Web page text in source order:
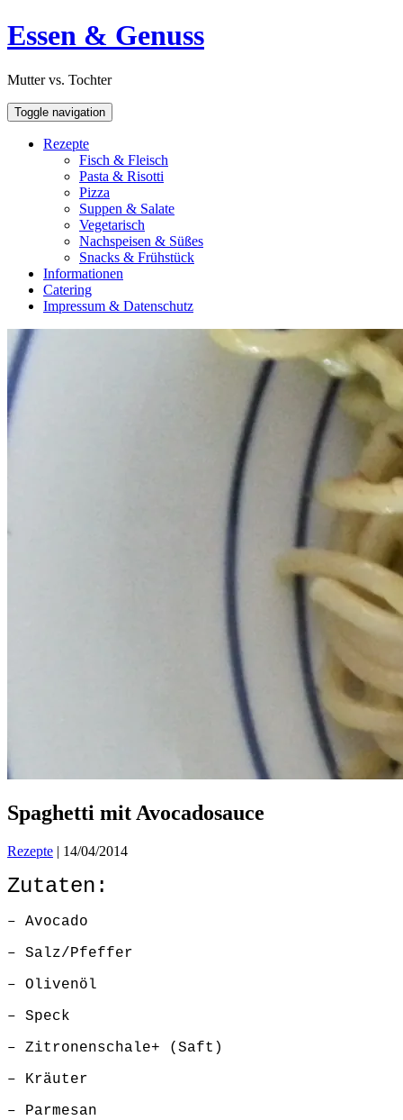
Skip
to
Open
Sidebar
Essen & Genuss
Mutter vs. Tochter
Toggle navigation
Rezepte
Fisch & Fleisch
Pasta & Risotti
Pizza
Suppen & Salate
Vegetarisch
Nachspeisen & Süßes
Snacks & Frühstück
Informationen
Catering
Impressum & Datenschutz
Spaghetti mit Avocadosauce
Rezepte | 14/04/2014
Zutaten:
– Avocado
– Salz/Pfeffer
– Olivenöl
– Speck
– Zitronenschale+ (Saft)
– Kräuter
– Parmesan